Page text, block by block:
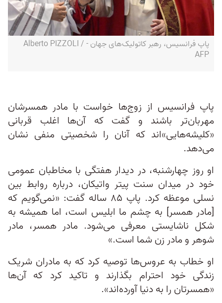
پاپ فرانسیس، رهبر کاتولیک‌های جهان - Alberto PIZZOLI /
AFP
پاپ فرانسیس از زوج‌ها خواست با مادر همسرشان
مهربان‌تر باشند و گفت که آن‌ها اغلب قربانی
«کلیشه‌هایی»‌اند که آنان را شخصیتی منفی نشان
می‌دهد.
او روز چهارشنبه، در دیدار هفتگی با مخاطبان عمومی
خود در میدان سنت پیتر واتیکان، درباره روابط بین
نسلی موعظه‌ کرد. پاپ ۸۵ ساله گفت: «نمی‌گویم که
[مادر همسر] به چشم ما ابلیس است، اما همیشه به
شکل ناشایستی معرفی می‌شود. مادر همسر، مادر
شوهر و مادر زن شما است.»
او خطاب به عروس‌ها توصیه کرد که به مادران شریک
زندگی خود احترام بگذارند و تاکید کرد که آن‌ها
«همسرتان را به دنیا آورده‌اند».